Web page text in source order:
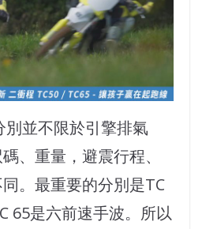
別並不限於引擎排氣
、重量，避震行程、
。最重要的分別是TC
65是六前速手波。所以